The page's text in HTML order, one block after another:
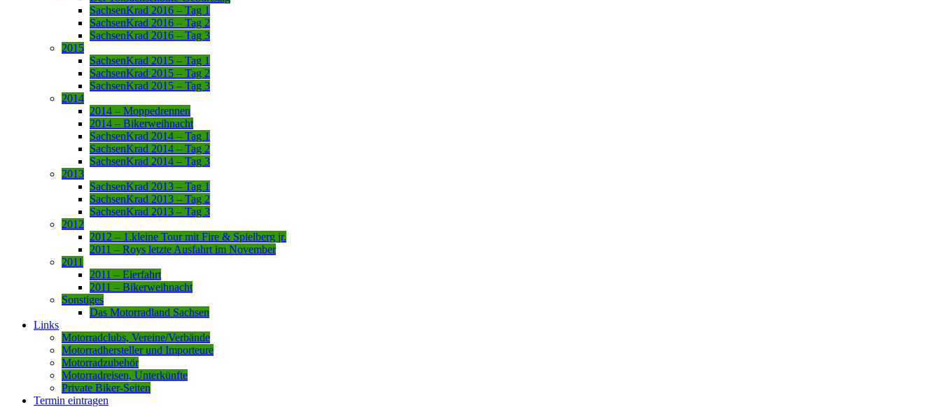
SachsenKrad 2016 – Tag 1
SachsenKrad 2016 – Tag 2
SachsenKrad 2016 – Tag 3
2015
SachsenKrad 2015 – Tag 1
SachsenKrad 2015 – Tag 2
SachsenKrad 2015 – Tag 3
2014
2014 – Moppedrennen
2014 – Bikerweihnacht
SachsenKrad 2014 – Tag 1
SachsenKrad 2014 – Tag 2
SachsenKrad 2014 – Tag 3
2013
SachsenKrad 2013 – Tag 1
SachsenKrad 2013 – Tag 2
SachsenKrad 2013 – Tag 3
2012
2012 – 1.kleine Tour mit Fire & Spielberg jr.
2011 – Roys letzte Ausfahrt im November
2011
2011 – Eierfahrt
2011 – Bikerweihnacht
Sonstiges
Das Motorradland Sachsen
Links
Motorradclubs, Vereine/Verbände
Motorradhersteller und Importeure
Motorradzubehör
Motorradreisen, Unterkünfte
Private Biker-Seiten
Termin eintragen